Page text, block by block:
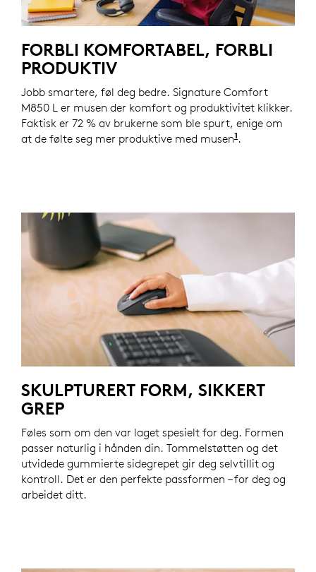
FORBLI KOMFORTABEL, FORBLI
PRODUKTIV
Jobb smartere, føl deg bedre. Signature Comfort
M850 L er musen der komfort og produktivitet klikker.
Faktisk er 72 % av brukerne som ble spurt, enige om
at de følte seg mer produktive med musen1 Basert på en
.
SKULPTURERT FORM, SIKKERT
GREP
Føles som om den var laget spesielt for deg. Formen
passer naturlig i hånden din. Tommelstøtten og det
utvidede gummierte sidegrepet gir deg selvtillit og
kontroll. Det er den perfekte passformen – for deg og
arbeidet ditt.